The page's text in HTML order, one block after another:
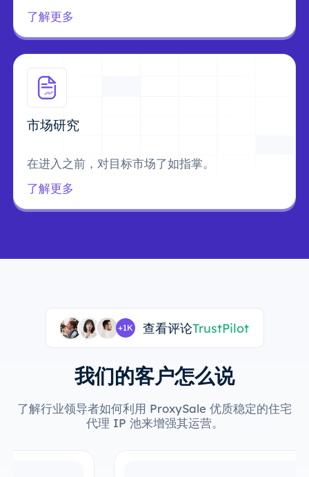
了解更多
市场研究
在进入之前，对目标市场了如指掌。
了解更多
+1K 查看评论TrustPilot
我们的客户怎么说
了解行业领导者如何利用 ProxySale 优质稳定的住宅
代理 IP 池来增强其运营。